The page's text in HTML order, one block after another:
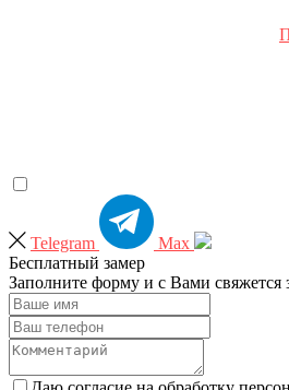
Telegram
Max
Бесплатный замер
Заполните форму и с Вами